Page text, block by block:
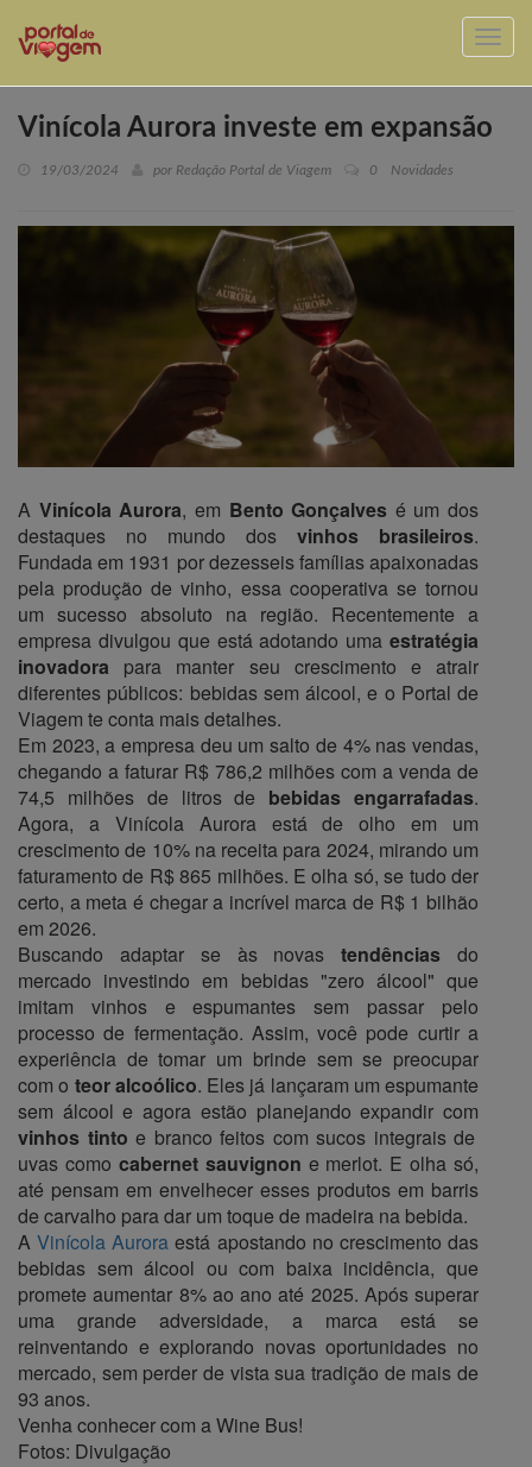
Vinícola Aurora investe em expansão
19/03/2024 por Redação Portal de Viagem 0 Novidades
A Vinícola Aurora, em Bento Gonçalves é um dos
destaques no mundo dos vinhos brasileiros.
Fundada em 1931 por dezesseis famílias apaixonadas
pela produção de vinho, essa cooperativa se tornou
um sucesso absoluto na região. Recentemente a
empresa divulgou que está adotando uma estratégia
inovadora para manter seu crescimento e atrair
diferentes públicos: bebidas sem álcool, e o Portal de
Viagem te conta mais detalhes.
Em 2023, a empresa deu um salto de 4% nas vendas,
chegando a faturar R$ 786,2 milhões com a venda de
74,5 milhões de litros de bebidas engarrafadas.
Agora, a Vinícola Aurora está de olho em um
crescimento de 10% na receita para 2024, mirando um
faturamento de R$ 865 milhões. E olha só, se tudo der
certo, a meta é chegar a incrível marca de R$ 1 bilhão
em 2026.
Buscando adaptar se às novastendências do
mercado investindo em bebidas "zero álcool" que
imitam vinhos e espumantes sem passar pelo
processo de fermentação. Assim, você pode curtir a
experiência de tomar um brinde sem se preocupar
com o teor alcoólico. Eles já lançaram um espumante
sem álcool e agora estão planejando expandir com
vinhos tintoe branco feitos com sucos integrais de
uvas como cabernet sauvignon e merlot. E olha só,
até pensam em envelhecer esses produtos em barris
de carvalho para dar um toque de madeira na bebida.
AVinícola Auroraestá apostando no crescimento das
bebidas sem álcool ou com baixa incidência, que
promete aumentar 8% ao ano até 2025. Após superar
uma grande adversidade, a marca está se
reinventando e explorando novas oportunidades no
mercado, sem perder de vista sua tradição de mais de
93 anos.
Venha conhecer com a Wine Bus!
Fotos: Divulgação